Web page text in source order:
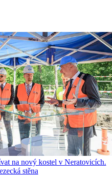
na nový kostel v Neratovicích.
stěna